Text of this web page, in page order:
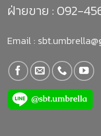
ฝ่ายขาย : 092-
Email :